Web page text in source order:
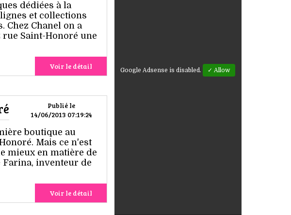
dédiées à la
et collections
Chez Chanel on a
Saint-Honoré une
Voir le détail
Publié le
14/06/2013 07:19:24
boutique au
Mais ce n'est
mieux en matière de
inventeur de
Voir le détail
Google Adsense is disabled. ✓ Allow